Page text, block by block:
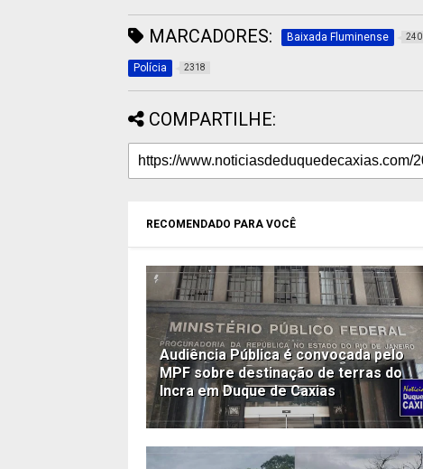
MARCADORES: Baixada Fluminense
Polícia 2318
COMPARTILHE:
RECOMENDADO PARA VOCÊ
Audiência Pública é convocada pelo
MPF sobre destinação de terras do
Incra em Duque de Caxias